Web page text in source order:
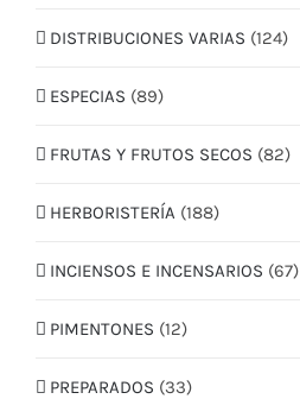
DISTRIBUCIONES VARIAS (124)
ESPECIAS (89)
FRUTAS Y FRUTOS SECOS (82)
HERBORISTERÍA (188)
INCIENSOS E INCENSARIOS (67)
PIMENTONES (12)
PREPARADOS (33)